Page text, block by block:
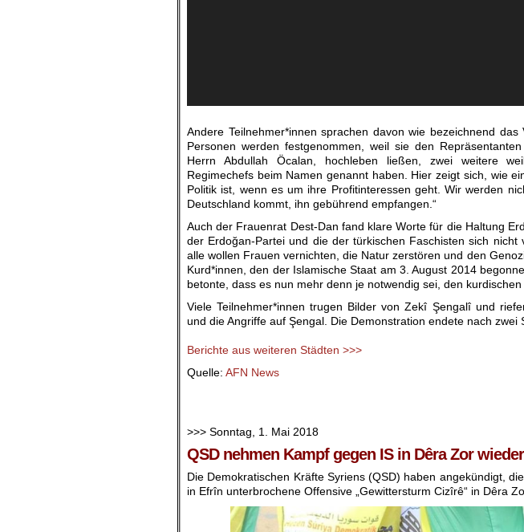
Andere Teilnehmer*innen sprachen davon wie bezeichnend
Personen werden festgenommen, weil sie den
Herrn Abdullah Öcalan, hochleben ließen, zwei weitere
Regimechefs beim Namen genannt haben. Hier zeigt sich, wie
Politik ist, wenn es um ihre Profitinteressen geht. Wir werden
Deutschland kommt, ihn gebührend empfangen.“
Auch der Frauenrat Dest-Dan fand klare Worte für die Haltung
der Erdoğan-Partei und die der türkischen Faschisten sich
alle wollen Frauen vernichten, die Natur zerstören und den
Kurd*innen, den der Islamische Staat am 3. August 2014
betonte, dass es nun mehr denn je notwendig sei, den
Viele Teilnehmer*innen trugen Bilder von Zekî Şengalî und
und die Angriffe auf Şengal. Die Demonstration endete nach zwei
Berichte aus weiteren Städten >>>
Quelle: AFN News
>>> Sonntag, 1. Mai 2018
QSD nehmen Kampf gegen IS in Dêra Zor
Die Demokratischen Kräfte Syriens (QSD) haben angekündigt,
in Efrîn unterbrochene Offensive „Gewittersturm Cizîrê“ in Dêra